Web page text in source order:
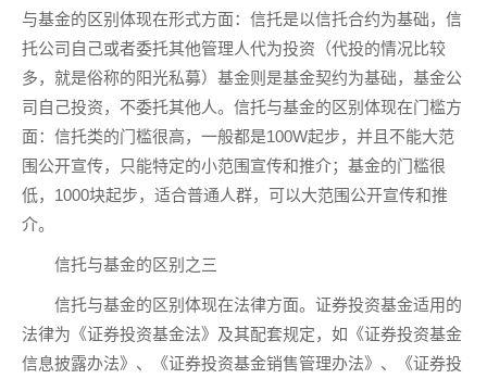
与基金的区别体现在形式方面：信托是以信托合约为基础，信
托公司自己或者委托其他管理人代为投资（代投的情况比较
多，就是俗称的阳光私募）基金则是基金契约为基础，基金公
司自己投资，不委托其他人。信托与基金的区别体现在门槛方
面：信托类的门槛很高，一般都是100W起步，并且不能大范
围公开宣传，只能特定的小范围宣传和推介；基金的门槛很
低，1000块起步，适合普通人群，可以大范围公开宣传和推
介。
信托与基金的区别之三
信托与基金的区别体现在法律方面。证券投资基金适用的
法律为《证券投资基金法》及其配套规定，如《证券投资基金
信息披露办法》、《证券投资基金销售管理办法》、《证券投